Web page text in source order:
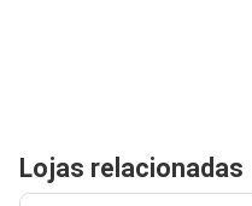
Lojas relacionadas